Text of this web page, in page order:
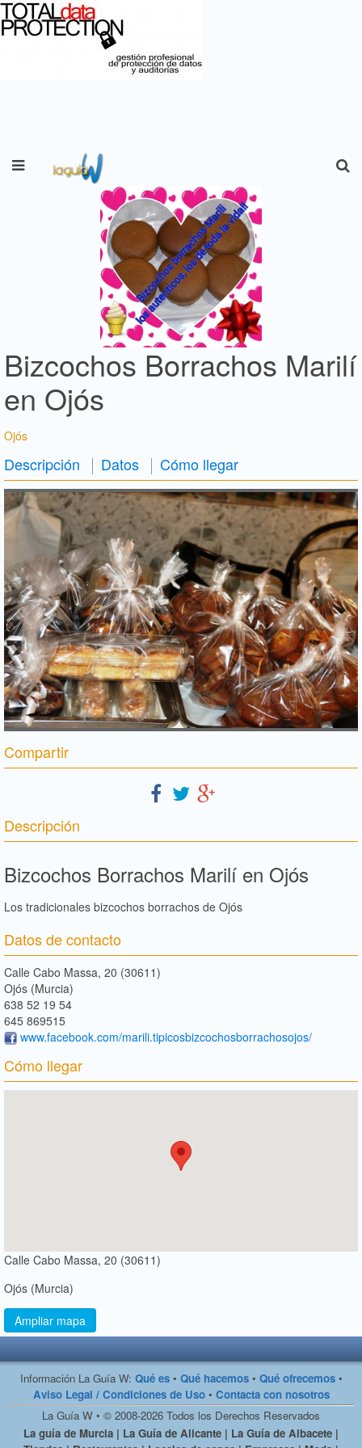
Bizcochos Borrachos Marilí
en Ojós
Ojós
Descripción Datos Cómo llegar
Compartir
Descripción
Bizcochos Borrachos Marilí en Ojós
Los tradicionales bizcochos borrachos de Ojós
Datos de contacto
Calle Cabo Massa, 20 (30611)
Ojós (Murcia)
638 52 19 54
645 869515
www.facebook.com/marili.tipicosbizcochosborrachosojos/
Cómo llegar
Calle Cabo Massa, 20 (30611)
Ojós (Murcia)
Ampliar mapa
Información La Guía W: Qué es• Qué hacemos• Qué ofrecemos•
Aviso Legal / Condiciones de Uso• Contacta con nosotros
La Guía W • © 2008-2026 Todos los Derechos Reservados
La guía de Murcia | La Guía de Alicante | La Guía de Albacete |